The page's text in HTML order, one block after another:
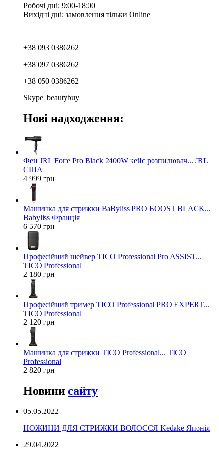
Робочі дні: 9:00-18:00
Вихідні дні: замовлення тільки Online
+38 093 0386262
+38 097 0386262
+38 050 0386262
Skype: beautybuy
Нові надходження:
Фен JRL Forte Pro Black 2400W кейс розпилювач... JRL
США
4 999 грн
Машинка для стрижки BaByliss PRO BOOST BLACK...
Babyliss Франція
6 570 грн
Професійний шейвер TICO Professional Pro ASSIST...
TICO Professional
2 180 грн
Професійний тример TICO Professional PRO EXPERT...
TICO Professional
2 120 грн
Машинка для стрижки TICO Professional... TICO
Professional
2 820 грн
Новини сайту
05.05.2022
НОЖИНИ ДЛЯ СТРИЖКИ ВОЛОССЯ Kedake Японія
29.04.2022